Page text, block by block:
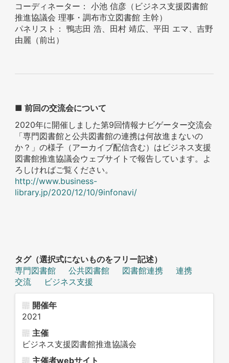
コーディネーター： 小池 信彦（ビジネス支援図書館
推進協議会 理事・調布市立図書館 主幹）
パネリスト： 鴨志田 浩、田村 靖広、平田 エマ、吉野
由麗（前出）
■ 前回の交流会について
2020年に開催しました第9回情報ナビゲーター交流会
「専門図書館と公共図書館の連携は何故進まないの
か？」の様子（アーカイブ配信含む）はビジネス支援
図書館推進協議会ウェブサイトで報告しています。よ
ろしければご覧ください。
http://www.business-
library.jp/2020/12/10/9infonavi/
タグ（選択式にないものをフリー記述）
専門図書館
公共図書館 図書館連携
連携
交流
ビジネス支援
開催年
2021
主催
ビジネス支援図書館推進協議会
主催者webサイト